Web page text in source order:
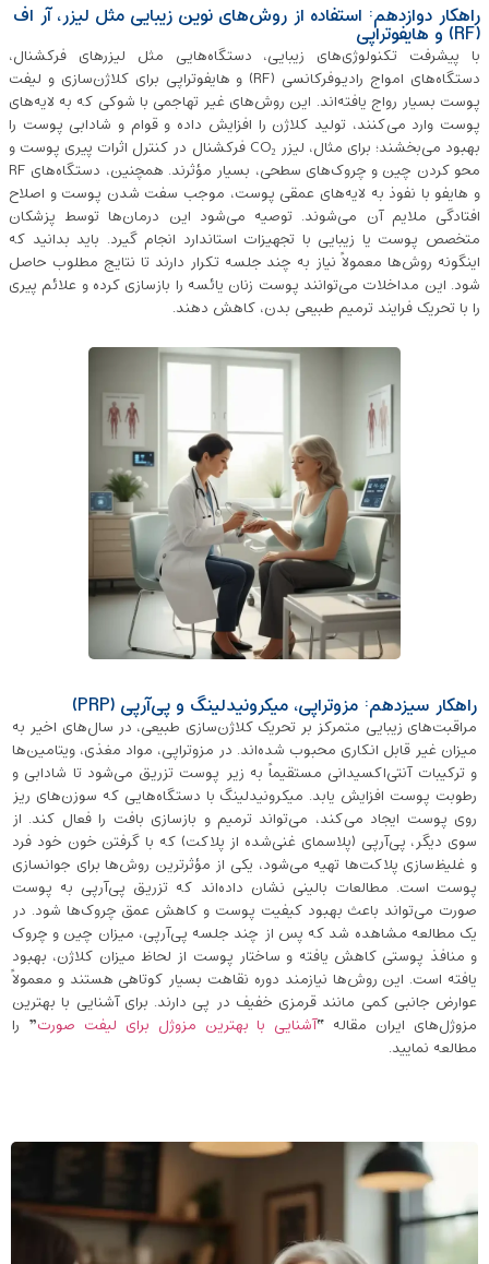
راهکار دوازدهم: استفاده از روش‌های نوین زیبایی مثل لیزر، آر اف
(RF) و هایفوتراپی
با پیشرفت تکنولوژی‌های زیبایی، دستگاه‌هایی مثل لیزرهای فرکشنال،
دستگاه‌های امواج رادیوفرکانسی (RF) و هایفوتراپی برای کلاژن‌سازی و لیفت
پوست بسیار رواج یافته‌اند. این روش‌های غیر تهاجمی با شوکی که به لایه‌های
پوست وارد می‌کنند، تولید کلاژن را افزایش داده و قوام و شادابی پوست را
بهبود می‌بخشند؛ برای مثال، لیزر CO₂ فرکشنال در کنترل اثرات پیری پوست و
محو کردن چین ‌و چروک‌های سطحی، بسیار مؤثرند. همچنین، دستگاه‌های RF
و هایفو با نفوذ به لایه‌های عمقی پوست، موجب سفت شدن پوست و اصلاح
افتادگی ملایم آن می‌شوند. توصیه می‌شود این درمان‌ها توسط پزشکان
متخصص پوست یا زیبایی با تجهیزات استاندارد انجام گیرد. باید بدانید که
اینگونه روش‌ها معمولاً نیاز به چند جلسه تکرار دارند تا نتایج مطلوب حاصل
شود. این مداخلات می‌توانند پوست زنان یائسه را بازسازی کرده و علائم پیری
را با تحریک فرایند ترمیم طبیعی بدن، کاهش دهند.
راهکار سیزدهم: مزوتراپی، میکرونیدلینگ و پی‌آرپی (PRP)
مراقبت‌های زیبایی متمرکز بر تحریک کلاژن‌سازی طبیعی، در سال‌های اخیر به
میزان غیر قابل انکاری محبوب شده‌اند. در مزوتراپی، مواد مغذی، ویتامین‌ها
و ترکیبات آنتی‌اکسیدانی مستقیماً به زیر پوست تزریق می‌شود تا شادابی و
رطوبت پوست افزایش یابد. میکرونیدلینگ با دستگاه‌هایی که سوزن‌های ریز
روی پوست ایجاد می‌کند، می‌تواند ترمیم و بازسازی بافت را فعال کند. از
سوی دیگر، پی‌آرپی (پلاسمای غنی‌شده از پلاکت) که با گرفتن خون خود فرد
و غلیظ‌سازی پلاکت‌ها تهیه می‌شود، یکی از مؤثرترین روش‌ها برای جوانسازی
پوست است. مطالعات بالینی نشان داده‌اند که تزریق پی‌آرپی به پوست
صورت می‌تواند باعث بهبود کیفیت پوست و کاهش عمق چروک‌ها شود. در
یک مطالعه مشاهده شد که پس از چند جلسه پی‌آرپی، میزان چین و چروک
و منافذ پوستی کاهش یافته و ساختار پوست از لحاظ میزان کلاژن، بهبود
یافته است. این روش‌ها نیازمند دوره‌ نقاهت بسیار کوتاهی هستند و معمولاً
عوارض جانبی کمی مانند قرمزی خفیف در پی دارند. برای آشنایی با بهترین
مزوژل‌های ایران مقاله “آشنایی با بهترین مزوژل برای لیفت صورت” را
مطالعه نمایید.